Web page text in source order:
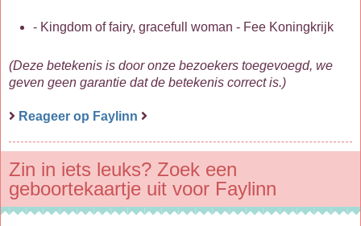
- Kingdom of fairy, gracefull woman - Fee Koningkrijk
(Deze betekenis is door onze bezoekers toegevoegd, we
geven geen garantie dat de betekenis correct is.)
Reageer op Faylinn
Zin in iets leuks? Zoek een
geboortekaartje uit voor Faylinn